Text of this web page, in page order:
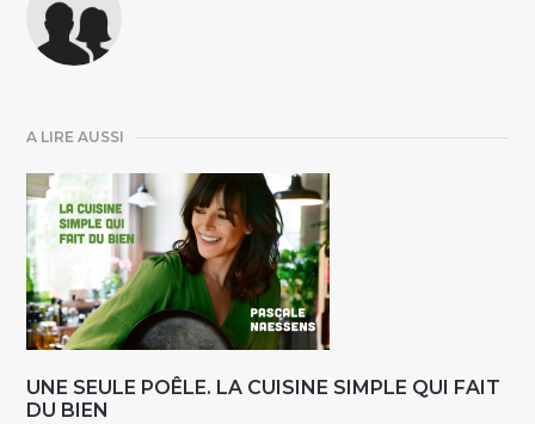
A LIRE AUSSI
UNE SEULE POÊLE. LA CUISINE SIMPLE QUI FAIT
DU BIEN